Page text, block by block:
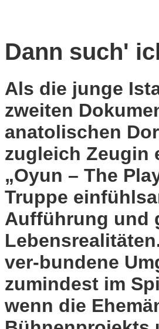
Dann such'
Als die junge
zweiten
anatolischen
zugleich Zeugin
„Oyun – The
Truppe
Aufführung und
ver-bundene
zumindest im
wenn die